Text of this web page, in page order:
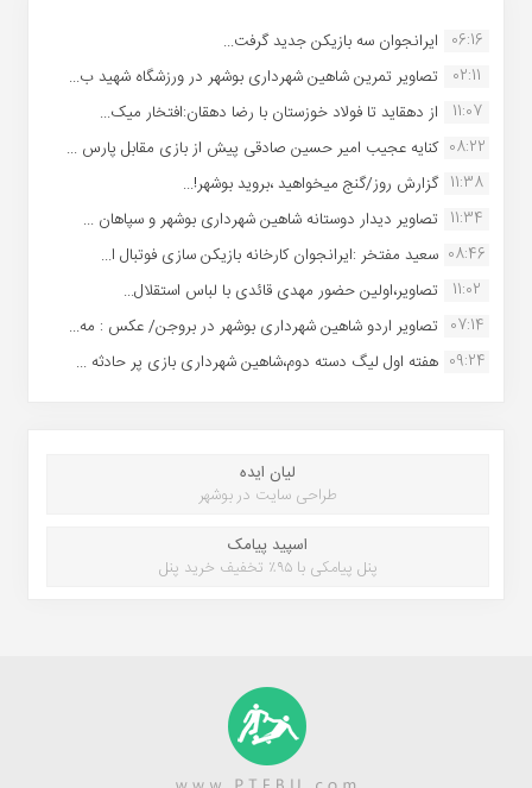
06:16 ایرانجوان سه بازیکن جدید گرفت...
02:11
تصاویر تمرین شاهین شهردارى بوشهر در ورزشگاه شهید ب...
11:07
از دهقاید تا فولاد خوزستان با رضا دهقان:افتخار میک...
08:22 کنایه عجیب امیر حسین صادقی پیش از بازی مقابل پارس ...
11:38 گزارش روز/گنج میخواهید ،بروید بوشهر!...
11:34 تصاویر دیدار دوستانه شاهین شهردارى بوشهر و سپاهان ...
08:46 سعید مفتخر :ایرانجوان کارخانه بازیکن سازی فوتبال ا...
11:02
تصاویر،اولین حضور مهدی قائدی با لباس استقلال...
07:14 تصاویر اردو شاهین شهرداری بوشهر در بروجن/ عکس : مه...
09:24 هفته اول لیگ دسته دوم،شاهین شهرداری بازی پر حادثه ...
لیان ایده
طراحی سایت در بوشهر
اسپید پیامک
پنل پیامکی با ۹۵٪ تخفیف خرید پنل